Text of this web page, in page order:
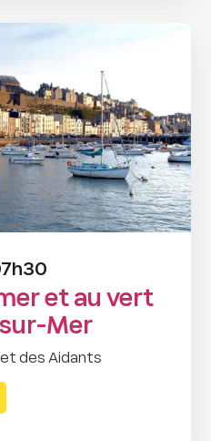
et au vert
Mer
des Aidants